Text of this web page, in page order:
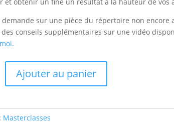
demande sur une pièce du répertoire non encore
conseils supplémentaires sur une vidéo
Ajouter au panier
Masterclasses